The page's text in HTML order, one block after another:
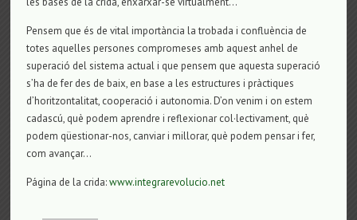
Pensem que és de vital importància la trobada i confluència de
totes aquelles persones compromeses amb aquest anhel de
superació del sistema actual i que pensem que aquesta superació
s’ha de fer des de baix, en base a les estructures i pràctiques
d’horitzontalitat, cooperació i autonomia. D’on venim i on estem
cadascú, què podem aprendre i reflexionar col·lectivament, què
podem qüestionar-nos, canviar i millorar, què podem pensar i fer,
com avançar…
Página de la crida:www.integrarevolucio.net